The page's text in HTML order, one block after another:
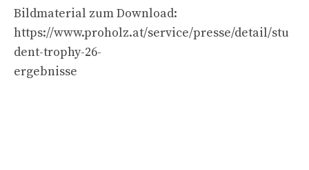
Bildmaterial zum Download:
https://www.proholz.at/service/presse/detail/stu
dent-trophy-26-
ergebnisse